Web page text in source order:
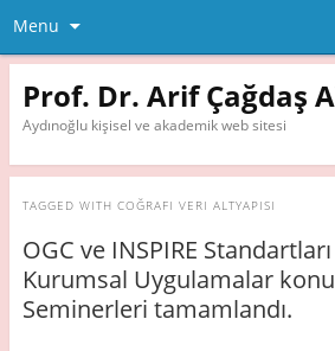
Menu
Prof. Dr. Arif Çağdaş
Aydınoğlu kişisel ve akademik web sitesi
TAGGED WITH COĞRAFI VERI ALTYAPISI
OGC ve INSPIRE
Kurumsal Uygulamalar
Seminerleri tamamlandı.